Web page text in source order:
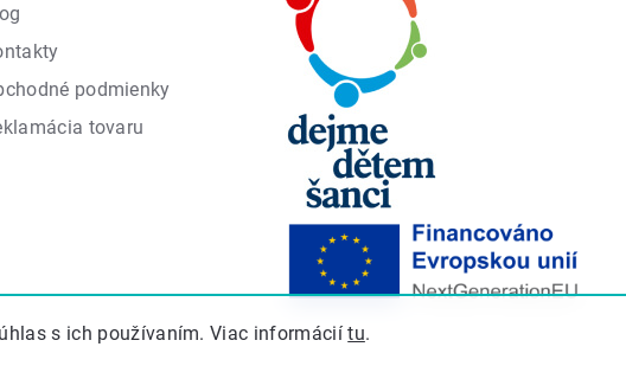
s ich používaním. Viac informáciítu.
podmienky
tovaru